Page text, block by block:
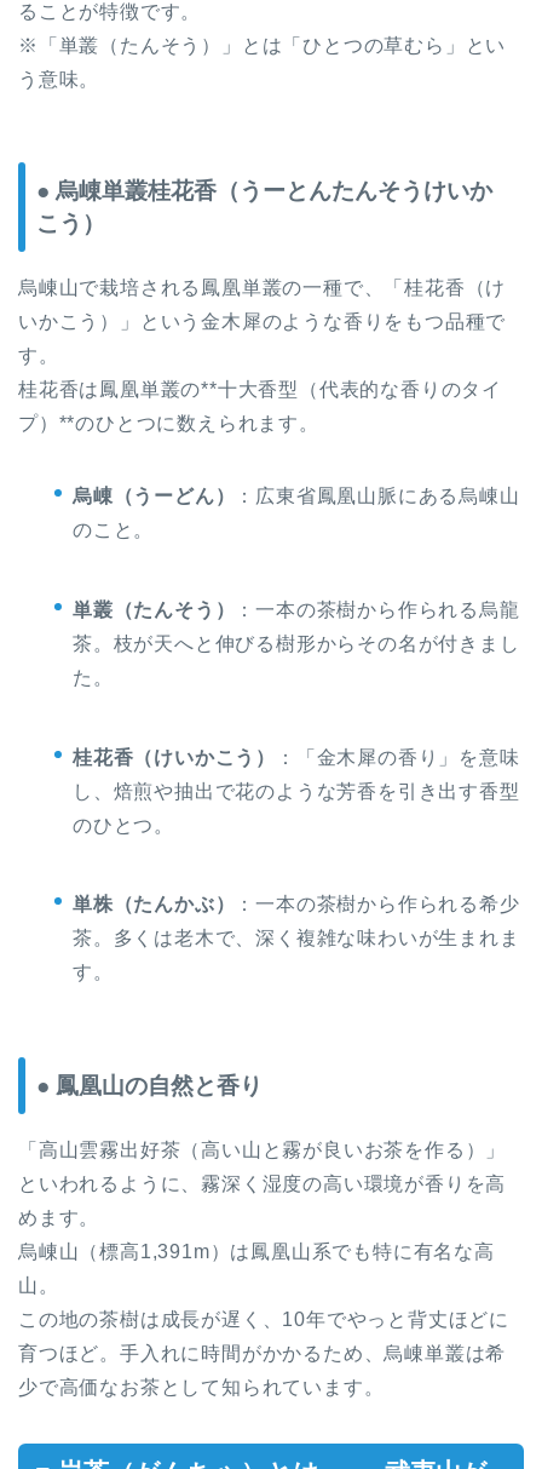
ることが特徴です。
※「単叢（たんそう）」とは「ひとつの草むら」とい
う意味。
● 烏崠単叢桂花香（うーとんたんそうけいか
こう）
烏崠山で栽培される鳳凰単叢の一種で、「桂花香（け
いかこう）」という金木犀のような香りをもつ品種で
す。
桂花香は鳳凰単叢の**十大香型（代表的な香りのタイ
プ）**のひとつに数えられます。
烏崠（うーどん）
：広東省鳳凰山脈にある烏崠山
のこと。
単叢（たんそう）
：一本の茶樹から作られる烏龍
茶。枝が天へと伸びる樹形からその名が付きまし
た。
桂花香（けいかこう）
：「金木犀の香り」を意味
し、焙煎や抽出で花のような芳香を引き出す香型
のひとつ。
単株（たんかぶ）
：一本の茶樹から作られる希少
茶。多くは老木で、深く複雑な味わいが生まれま
す。
● 鳳凰山の自然と香り
「高山雲霧出好茶（高い山と霧が良いお茶を作る）」
といわれるように、霧深く湿度の高い環境が香りを高
めます。
烏崠山（標高1,391m）は鳳凰山系でも特に有名な高
山。
この地の茶樹は成長が遅く、10年でやっと背丈ほどに
育つほど。手入れに時間がかかるため、烏崠単叢は希
少で高価なお茶として知られています。